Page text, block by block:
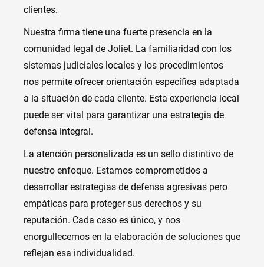
clientes.
Nuestra firma tiene una fuerte presencia en la
comunidad legal de Joliet. La familiaridad con los
sistemas judiciales locales y los procedimientos
nos permite ofrecer orientación específica adaptada
a la situación de cada cliente. Esta experiencia local
puede ser vital para garantizar una estrategia de
defensa integral.
La atención personalizada es un sello distintivo de
nuestro enfoque. Estamos comprometidos a
desarrollar estrategias de defensa agresivas pero
empáticas para proteger sus derechos y su
reputación. Cada caso es único, y nos
enorgullecemos en la elaboración de soluciones que
reflejan esa individualidad.